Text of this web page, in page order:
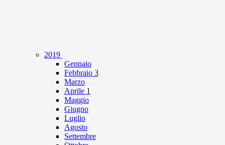
2019
Gennaio
Febbraio 3
Marzo
Aprile 1
Maggio
Giugno
Luglio
Agosto
Settembre